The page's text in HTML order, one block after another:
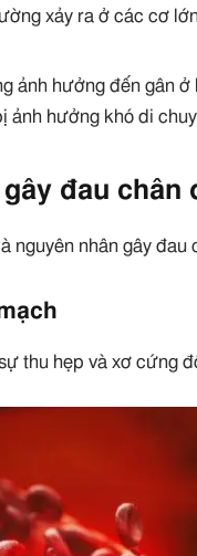
xảy ra ở các cơ
ảnh hưởng đến gân
ảnh hưởng khó di
gây đau chân
nguyên nhân gây đau
thu hẹp và xơ cứng